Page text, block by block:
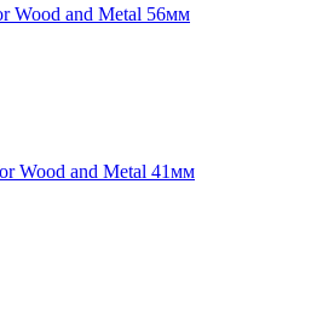
Wood and Metal 56мм
Wood and Metal 41мм